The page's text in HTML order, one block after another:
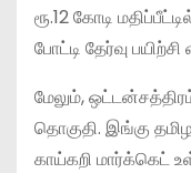
ரூ.12 கோடி
போட்டி தேர்வு
மேலும்,
தொகுதி. இங்கு
காய்கறி மார்க்கெட்